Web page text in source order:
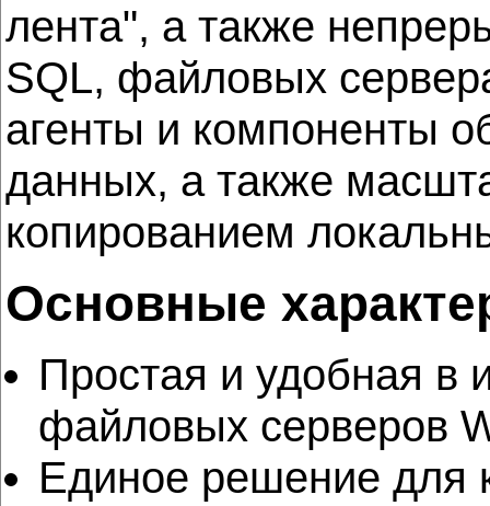
лента", а также
SQL, файловых
агенты и компоненты
данных, а также
копированием
Основные
Простая и удобная в
файловых серверов
Единое решение для